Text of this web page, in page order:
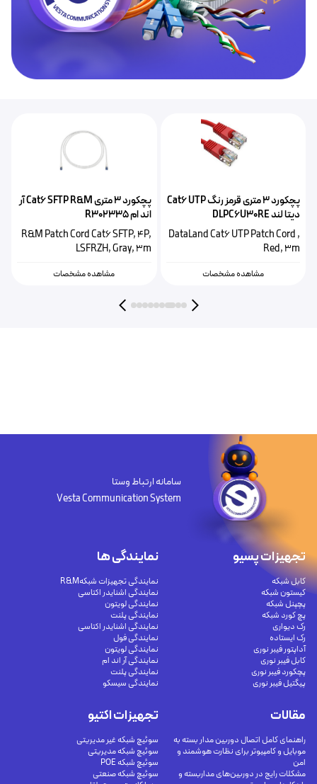
پچکورد 3 متری قرمز رنگ Cat6 UTP
دیتا لند DLPC6U30RE
DataLand Cat6 UTP Patch Cord ,
Red, 3m
مشاهده مشخصات
پچکورد ۳ متری Cat6 SFTP R&M آر
اند ام R302335
R&M Patch Cord Cat6 SFTP, 4P,
LSFRZH, Gray, 3m
مشاهده مشخصات
سامانه ارتباط وستا
Vesta Communication System
تجهیزات پسیو
کابل شبکه
کیستون شبکه
پچپنل شبکه
پچ کورد شبکه
رک دیواری
رک ایستاده
آداپتور فیبر نوری
کابل فیبر نوری
پچکورد فیبر نوری
پیگتیل فیبر نوری
تجهیزات اکتیو
سوئیچ شبکه غیر مدیریتی
سوئیچ شبکه مدیریتی
سوئیچ شبکه POE
سوئیچ شبکه صنعتی
نمایندگی ها
نمایندگی تجهیزات شبکهR&M
نمایندگی اشنایدر اکتاسی
نمایندگی لویتون
نمایندگی پلنت
نمایندگی اشنایدر اکتاسی
نمایندگی فول
نمایندگی لویتون
نمایندگی آر اند ام
نمایندگی پلنت
نمایندگی سیسکو
مقالات
راهنمای کامل اتصال دوربین مدار بسته به
موبایل و کامپیوتر برای نظارت هوشمند و
امن
مشکلات رایج در دوربین‌های مداربسته و